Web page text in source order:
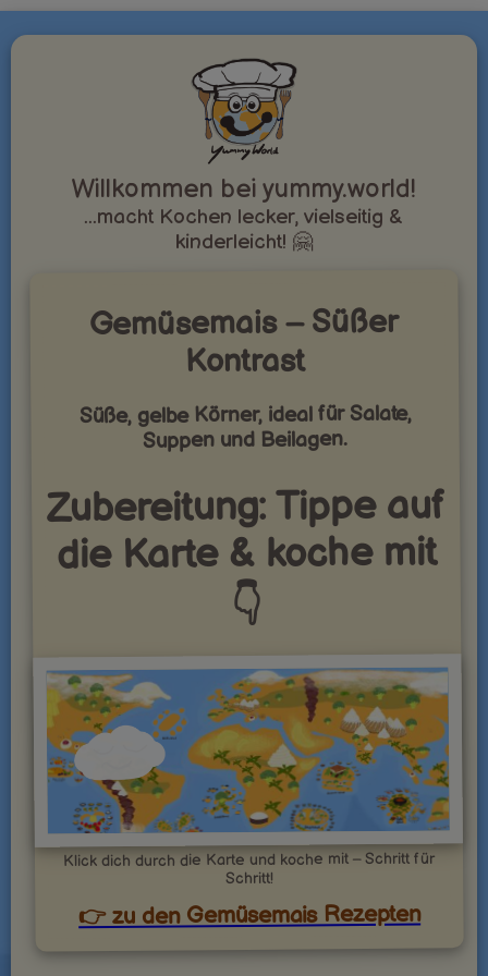
Willkommen bei yummy.world!
...macht Kochen lecker, vielseitig &
kinderleicht! 🤗
Gemüsemais – Süßer
Kontrast
Süße, gelbe Körner, ideal für Salate,
Suppen und Beilagen.
Zubereitung: Tippe auf
die Karte & koche mit
👇
Klick dich durch die Karte und koche mit – Schritt für
Schritt!
👉 zu den Gemüsemais Rezepten